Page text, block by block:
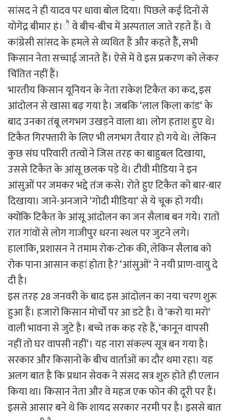
सांसद ने ही यादव पर धावा बोल दिया। पिछले कई दिनों से
योगेंद्र बीमार हं।ै वे बीच-बीच में अस्पताल जाते रहते हैं। वे
कांग्रेसी सांसद के हमले से व्यथित हैं और कहते हैैं, सभी
किसान नेता सच्चाई जानते हैं। ऐसे में वे इस प्रकरण को लेकर
चिंतित नहीं हैं।
भारतीय किसान यूनियन के नेता राकेश टिकैत का कद, इस
आंदोलन से खासा बढ़ गया है। जबकि ‘लाल किला कांड‘ के
बाद उनका तंबू लगभग उखड़ने वाला था। लोग हताश हुए थे।
टिकैत गिरफ्तारी के लिए भी लगभग तैयार हो गये थे। लेकिन
कुछ संघ परिवारी तत्वों ने जिस तरह का बाहुबल दिखाया,
उससे टिकैत के आंसू छलक पड़े थे। टीवी मीडिया ने इन
आंसुओं पर जमकर भद्दे तंज कसे। रोते हुए टिकैत को बार-बार
दिखाया। जाने-अनजाने ‘गोदी मीडिया‘ से ये चूक हो गयी।
क्योंकि टिकैत के आंसू आंदोलन का जन सैलाब बन गये। रातों
रात गांवों से लोग गाजीपुर धरना स्थल पर जुटने लगे।
हालांकि, प्रशासन ने तमाम रोक-टोक की, लेकिन सैलाब को
रोक पाना आसान कहां होता है? ‘आंसुओं‘ ने नयी प्राण-वायु दे
दी है।
इस तरह 28 जनवरी के बाद इस आंदोलन का नया चरण शुरू
हुआ हैं। हजारों किसान मोर्चों पर आ डटे है। वे ‘करो या मरो‘
वाली भावना से जुटे है। बच्चे तक कह रहे हैं, ‘कानून वापसी
नहीं तो घर वापसी नहीं‘। यह नारा संकल्प सूत्र बन गया है।
सरकार और किसानों के बीच वार्ताओं का दौर थमा रहा। यह
अलग बात है कि प्रधान सेवक ने संसद सत्र शुरु होते ही एलान
किया था। किसान नेता और वे महज एक फोन की दूरी पर हैं।
इससे आसार बने थे कि शायद सरकार नरमी पर है। इससे बात